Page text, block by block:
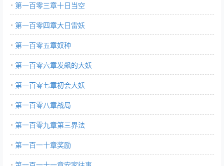
第一百零三章十日当空
第一百零四章大日雷妖
第一百零五章奴种
第一百零六章发飙的大妖
第一百零七章初会大妖
第一百零八章战局
第一百零九章第三界法
第一百一十章奖励